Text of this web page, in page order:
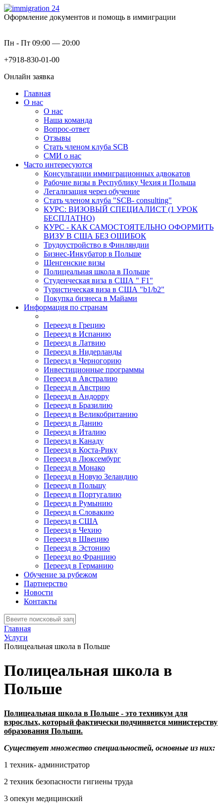
Оформление документов и помощь в иммиграции
Пн - Пт 09:00 — 20:00
+7918-830-01-00
Онлайн заявка
Главная
О нас
О нас
Наша команда
Вопрос-ответ
Отзывы
Стать членом клуба SCB
СМИ о нас
Часто интересуются
Консультации иммиграционных адвокатов
Рабочие визы в Республику Чехия и Польша
Легализация через обучение
Стать членом клуба "SCB- consulting"
КУРС: ВИЗОВЫЙ СПЕЦИАЛИСТ (1 УРОК
БЕСПЛАТНО)
КУРС - КАК САМОСТОЯТЕЛЬНО ОФОРМИТЬ
ВИЗУ В США БЕЗ ОШИБОК
Трудоустройство в Финляндии
Бизнес-Инкубатор в Польше
Шенгенские визы
Полицеальная школа в Польше
Студенческая виза в США " F1"
Туристическая виза в США "b1/b2"
Покупка бизнеса в Майами
Информация по странам
Переезд в Грецию
Переезд в Испанию
Переезд в Латвию
Переезд в Нидерланды
Переезд в Черногорию
Инвестиционные программы
Переезд в Австралию
Переезд в Австрию
Переезд в Андорру
Переезд в Бразилию
Переезд в Великобританию
Переезд в Данию
Переезд в Италию
Переезд в Канаду
Переезд в Коста-Рику
Переезд в Люксембург
Переезд в Монако
Переезд в Новую Зеландию
Переезд в Польшу
Переезд в Португалию
Переезд в Румынию
Переезд в Словакию
Переезд в США
Переезд в Чехию
Переезд в Швецию
Переезд в Эстонию
Переезд во Францию
Переезд в Германию
Обучение за рубежом
Партнерство
Новости
Контакты
Главная
Услуги
Полицеальная школа в Польше
Полицеальная школа в
Польше
Полицеальная школа в Польше - это техникум для
взрослых, который фактически подчиняется министерству
образования Польши.
Существует множество специальностей, основные из них:
1 техник- администратор
2 техник безопасности гигиены труда
3 опекун медицинский